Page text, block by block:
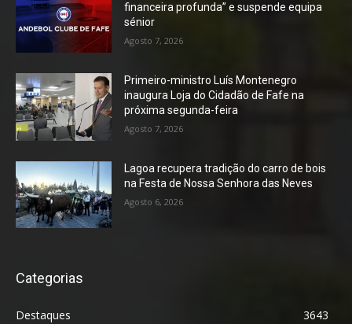
financeira profunda” e suspende equipa
sénior
Agosto 7, 2026
Primeiro-ministro Luís Montenegro
inaugura Loja do Cidadão de Fafe na
próxima segunda-feira
Agosto 7, 2026
Lagoa recupera tradição do carro de bois
na Festa de Nossa Senhora das Neves
Agosto 6, 2026
Categorias
Destaques
3643